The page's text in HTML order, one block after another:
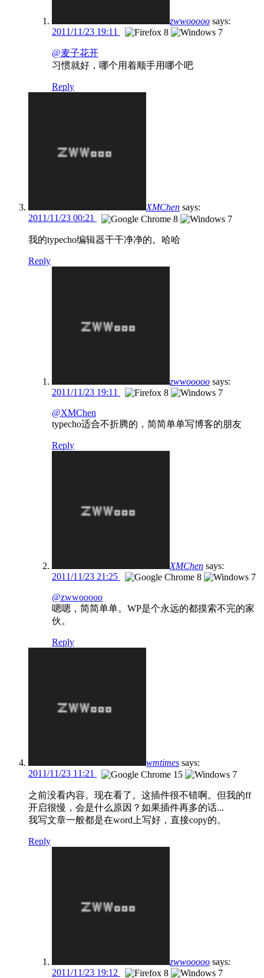
zwwooooo says:
2011/11/23 19:11
@麦子花开
习惯就好，哪个用着顺手用哪个吧
Reply
XMChen says:
2011/11/23 00:21
我的typecho编辑器干干净净的。哈哈
Reply
zwwooooo says:
2011/11/23 19:11
@XMChen
typecho适合不折腾的，简简单单写博客的朋友
Reply
XMChen says:
2011/11/23 21:25
@zwwooooo
嗯嗯，简简单单。WP是个永远的都摸索不完的家
伙。
Reply
wmtimes says:
2011/11/23 11:21
之前没看内容。现在看了。这插件很不错啊。但我的ff
开启很慢，会是什么原因？如果插件再多的话...
我写文章一般都是在word上写好，直接copy的。
Reply
zwwooooo says:
2011/11/23 19:12